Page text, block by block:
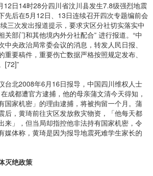
12日14时28分四川省汶川县发生7.8级强烈地震
先后在5月12日、13日连续召开四次专题编前会
三次发出报道提示，要求灾区分社切实落实中
关部门和其他境内外分社配合” 进行报道。“中
中央政治局常委会议的消息，转发人民日报、
重要稿件，重要伤亡数据严格按照规定发布、
[72]”
台北2008年6月16日报导，中国四川维权人士
成都遭官方逮捕，他的母亲蒲文清今天得知，
国家机密」的理由逮捕，将被拘留一个月。蒲
后，黄琦前往灾区发放救灾物资，「他每天都
来」，但当局却指控他非法持有国家机密，令
媒体称，黄琦是因为报导地震死难学生家长的
灭绝政策